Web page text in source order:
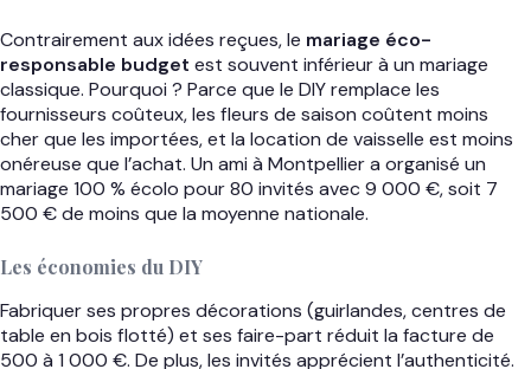
Contrairement aux idées reçues, le mariage éco-
responsable budget est souvent inférieur à un mariage
classique. Pourquoi ? Parce que le DIY remplace les
fournisseurs coûteux, les fleurs de saison coûtent moins
cher que les importées, et la location de vaisselle est moins
onéreuse que l’achat. Un ami à Montpellier a organisé un
mariage 100 % écolo pour 80 invités avec 9 000 €, soit 7
500 € de moins que la moyenne nationale.
Les économies du DIY
Fabriquer ses propres décorations (guirlandes, centres de
table en bois flotté) et ses faire-part réduit la facture de
500 à 1 000 €. De plus, les invités apprécient l’authenticité.